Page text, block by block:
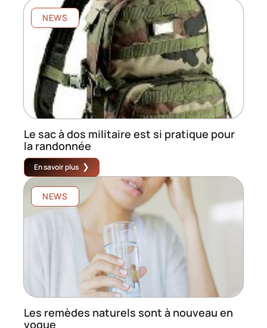
NEWS
Le sac à dos militaire est si pratique pour
la randonnée
En savoir plus
NEWS
Les remèdes naturels sont à nouveau en
vogue